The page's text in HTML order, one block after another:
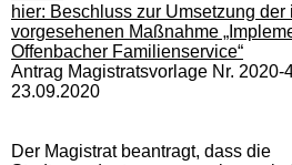
hier: Beschluss zur Umsetzung der
vorgesehenen Maßnahme
Offenbacher Familienservice“
Antrag Magistratsvorlage Nr. 2020-
23.09.2020
Der Magistrat beantragt, dass die